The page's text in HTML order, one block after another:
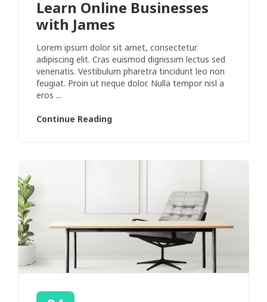
Learn Online Businesses
with James
Lorem ipsum dolor sit amet, consectetur
adipiscing elit. Cras euismod dignissim lectus sed
venenatis. Vestibulum pharetra tincidunt leo non
feugiat. Proin ut neque dolor. Nulla tempor nisl a
eros ...
Continue Reading